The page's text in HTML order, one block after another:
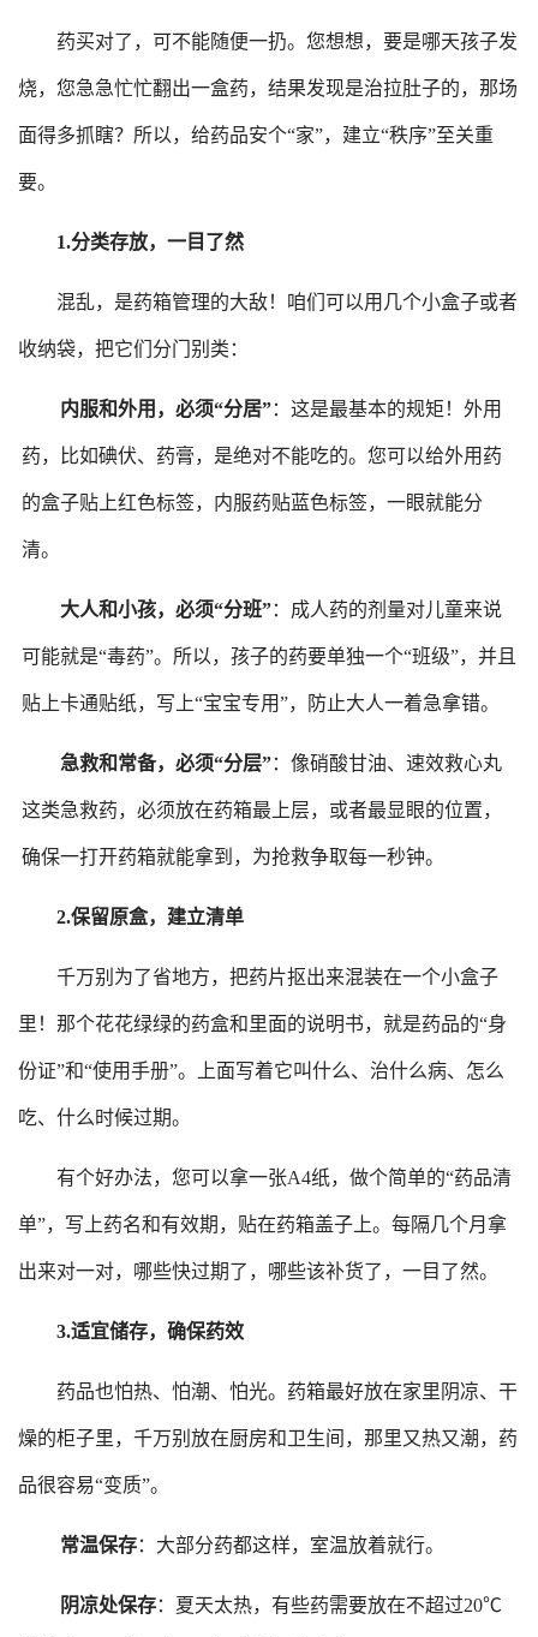
药买对了，可不能随便一扔。您想想，要是哪天孩子发
烧，您急急忙忙翻出一盒药，结果发现是治拉肚子的，那场
面得多抓瞎？所以，给药品安个“家”，建立“秩序”至关重
要。
1.分类存放，一目了然
混乱，是药箱管理的大敌！咱们可以用几个小盒子或者
收纳袋，把它们分门别类：
内服和外用，必须“分居”：这是最基本的规矩！外用
药，比如碘伏、药膏，是绝对不能吃的。您可以给外用药
的盒子贴上红色标签，内服药贴蓝色标签，一眼就能分
清。
大人和小孩，必须“分班”：成人药的剂量对儿童来说
可能就是“毒药”。所以，孩子的药要单独一个“班级”，并且
贴上卡通贴纸，写上“宝宝专用”，防止大人一着急拿错。
急救和常备，必须“分层”：像硝酸甘油、速效救心丸
这类急救药，必须放在药箱最上层，或者最显眼的位置，
确保一打开药箱就能拿到，为抢救争取每一秒钟。
2.保留原盒，建立清单
千万别为了省地方，把药片抠出来混装在一个小盒子
里！那个花花绿绿的药盒和里面的说明书，就是药品的“身
份证”和“使用手册”。上面写着它叫什么、治什么病、怎么
吃、什么时候过期。
有个好办法，您可以拿一张A4纸，做个简单的“药品清
单”，写上药名和有效期，贴在药箱盖子上。每隔几个月拿
出来对一对，哪些快过期了，哪些该补货了，一目了然。
3.适宜储存，确保药效
药品也怕热、怕潮、怕光。药箱最好放在家里阴凉、干
燥的柜子里，千万别 放在厨房和卫生间，那里又热又潮，药
品很容易“变质”。
常温保存：大部分药都这样，室温放着就行。
阴凉处保存：夏天太热，有些药需要放在不超过20℃